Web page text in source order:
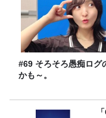
#69 そろそろ愚痴ログ
かも～。